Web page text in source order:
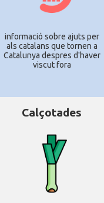
informació sobre ajuts per
als catalans que tornen a
Catalunya despres d'haver
viscut fora
Calçotades